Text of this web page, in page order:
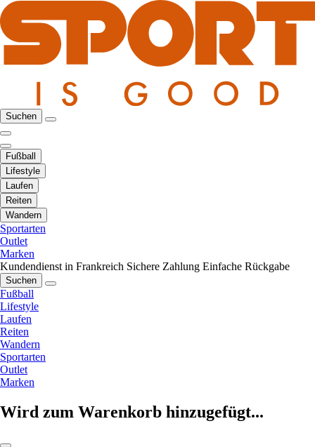
Suchen
Fußball
Lifestyle
Laufen
Reiten
Wandern
Sportarten
Outlet
Marken
Kundendienst in Frankreich Sichere Zahlung Einfache Rückgabe
Suchen
Fußball
Lifestyle
Laufen
Reiten
Wandern
Sportarten
Outlet
Marken
Wird zum Warenkorb hinzugefügt...